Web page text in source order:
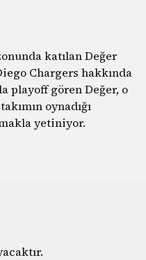
katılan Değer
Chargers hakkında
playoff gören Değer, o
oynadığı
yetiniyor.